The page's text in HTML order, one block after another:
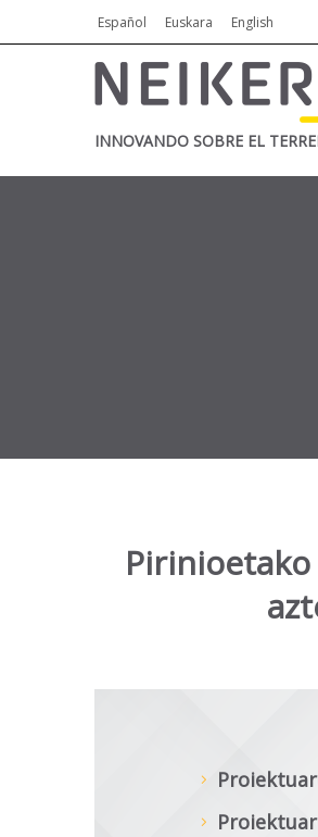
Español Euskara English
INNOVANDO SOBRE EL